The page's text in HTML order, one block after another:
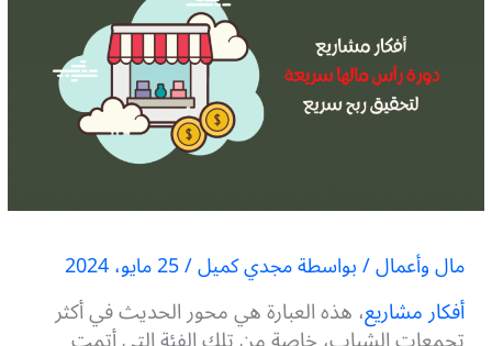
مال وأعمال/ بواسطةمجدي كميل/25 مايو، 2024
أفكار مشاريع، هذه العبارة هي محور الحديث في أكثر